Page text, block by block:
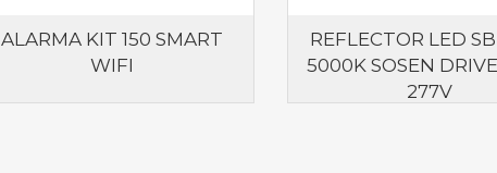
ALARMA KIT 150 SMART
WIFI
REFLECTOR LED
5000K SOSEN
277V